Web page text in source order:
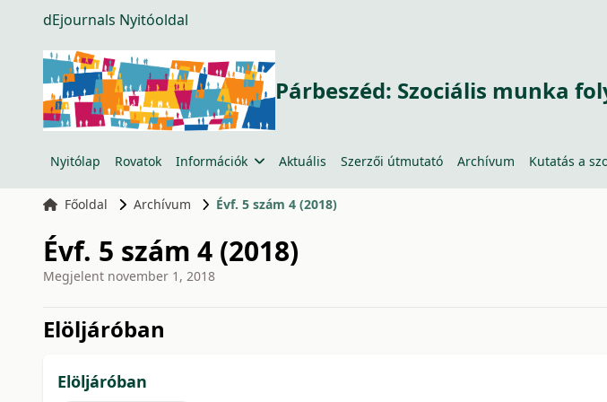
dEjournals Nyitóoldal
Párbeszéd: Szociális munka
Nyitólap Rovatok Információk Aktuális Szerzői útmutató Archívum Kutatás a
Főoldal Archívum Évf. 5 szám 4 (2018)
Évf. 5 szám 4 (2018)
Megjelent november 1, 2018
issue.tableOfContents6a770da2132b4
Elöljáróban
Elöljáróban